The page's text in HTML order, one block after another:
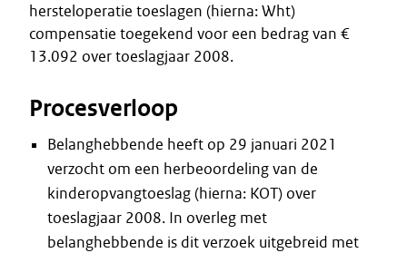
hersteloperatie toeslagen (hierna: Wht)
compensatie toegekend voor een bedrag van €
13.092 over toeslagjaar 2008.
Procesverloop
Belanghebbende heeft op 29 januari 2021
verzocht om een herbeoordeling van de
kinderopvangtoeslag (hierna: KOT) over
toeslagjaar 2008. In overleg met
belanghebbende is dit verzoek uitgebreid met